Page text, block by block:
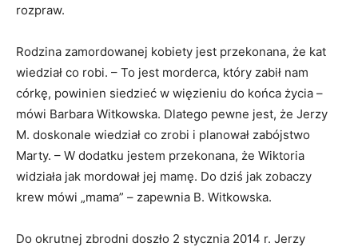
rozpraw.
Rodzina zamordowanej kobiety jest przekonana, że kat
wiedział co robi. – To jest morderca, który zabił nam
córkę, powinien siedzieć w więzieniu do końca życia –
mówi Barbara Witkowska. Dlatego pewne jest, że Jerzy
M. doskonale wiedział co zrobi i planował zabójstwo
Marty. – W dodatku jestem przekonana, że Wiktoria
widziała jak mordował jej mamę. Do dziś jak zobaczy
krew mówi „mama” – zapewnia B. Witkowska.
Do okrutnej zbrodni doszło 2 stycznia 2014 r. Jerzy